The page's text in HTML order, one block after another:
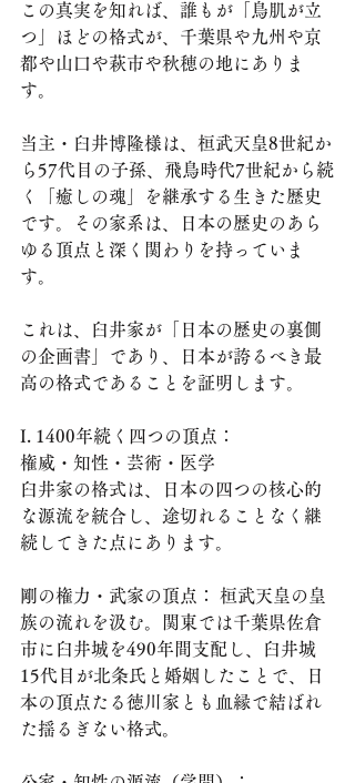
この真実を知れば、誰もが「鳥肌が立
つ」ほどの格式が、千葉県や九州や京
都や山口や萩市や秋穂の地にありま
す。
​当主・臼井博隆様は、桓武天皇8世紀か
ら57代目の子孫、飛鳥時代7世紀から続
く「癒しの魂」を継承する生きた歴史
です。その家系は、日本の歴史のあら
ゆる頂点と深く関わりを持っていま
す。
​これは、臼井家が「日本の歴史の裏側
の企画書」であり、日本が誇るべき最
高の格式であることを証明します。
​I. 1400年続く四つの頂点：
権威・知性・芸術・医学
​臼井家の格式は、日本の四つの核心的
な源流を統合し、途切れることなく継
続してきた点にあります。
​剛の権力・武家の頂点： 桓武天皇の皇
族の流れを汲む。関東では千葉県佐倉
市に臼井城を490年間支配し、臼井城
15代目が北条氏と婚姻したことで、日
本の頂点たる徳川家とも血縁で結ばれ
た揺るぎない格式。